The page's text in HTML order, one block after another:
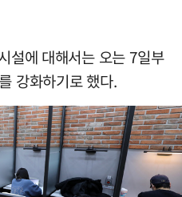
설에 대해서는 오는 7일부
강화하기로 했다.